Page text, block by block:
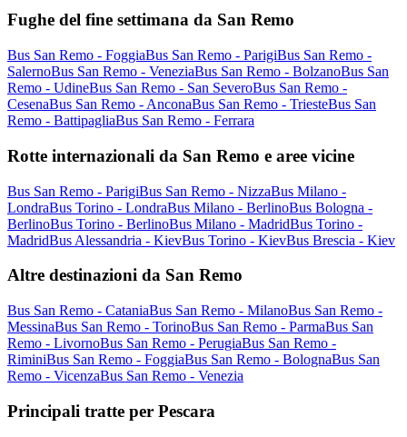
Fughe del fine settimana da San Remo
Bus San Remo - FoggiaBus San Remo - ParigiBus San Remo -
SalernoBus San Remo - VeneziaBus San Remo - BolzanoBus San
Remo - UdineBus San Remo - San SeveroBus San Remo -
CesenaBus San Remo - AnconaBus San Remo - TriesteBus San
Remo - BattipagliaBus San Remo - Ferrara
Rotte internazionali da San Remo e aree vicine
Bus San Remo - ParigiBus San Remo - NizzaBus Milano -
LondraBus Torino - LondraBus Milano - BerlinoBus Bologna -
BerlinoBus Torino - BerlinoBus Milano - MadridBus Torino -
MadridBus Alessandria - KievBus Torino - KievBus Brescia - Kiev
Altre destinazioni da San Remo
Bus San Remo - CataniaBus San Remo - MilanoBus San Remo -
MessinaBus San Remo - TorinoBus San Remo - ParmaBus San
Remo - LivornoBus San Remo - PerugiaBus San Remo -
RiminiBus San Remo - FoggiaBus San Remo - BolognaBus San
Remo - VicenzaBus San Remo - Venezia
Principali tratte per Pescara